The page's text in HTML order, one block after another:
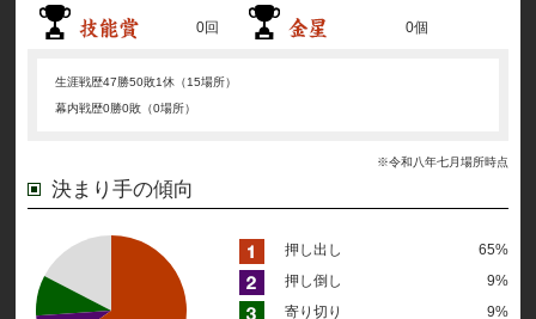
0回 0個
生涯戦歴47勝50敗1休（15場所）
幕内戦歴0勝0敗（0場所）
※令和八年七月場所時点
決まり手の傾向
押し出し
65%
押し倒し
9%
寄り切り
9%